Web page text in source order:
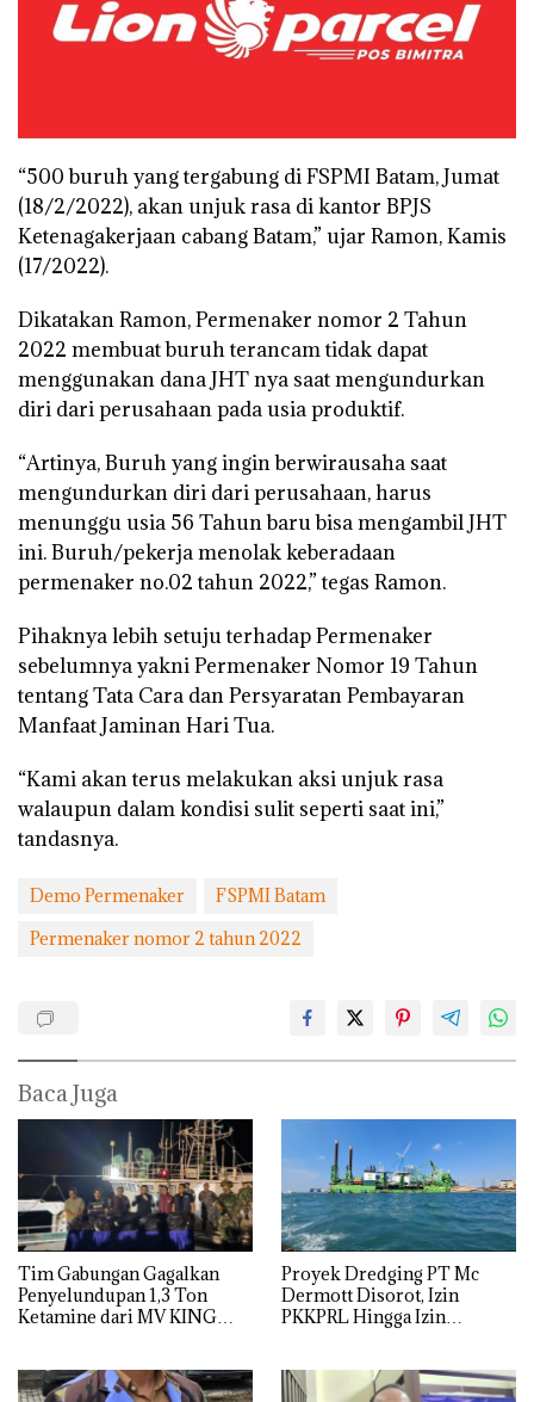
“500 buruh yang tergabung di FSPMI Batam, Jumat
(18/2/2022), akan unjuk rasa di kantor BPJS
Ketenagakerjaan cabang Batam,” ujar Ramon, Kamis
(17/2022).
Dikatakan Ramon, Permenaker nomor 2 Tahun
2022 membuat buruh terancam tidak dapat
menggunakan dana JHT nya saat mengundurkan
diri dari perusahaan pada usia produktif.
“Artinya, Buruh yang ingin berwirausaha saat
mengundurkan diri dari perusahaan, harus
menunggu usia 56 Tahun baru bisa mengambil JHT
ini. Buruh/pekerja menolak keberadaan
permenaker no.02 tahun 2022,” tegas Ramon.
Pihaknya lebih setuju terhadap Permenaker
sebelumnya yakni Permenaker Nomor 19 Tahun
tentang Tata Cara dan Persyaratan Pembayaran
Manfaat Jaminan Hari Tua.
“Kami akan terus melakukan aksi unjuk rasa
walaupun dalam kondisi sulit seperti saat ini,”
tandasnya.
Demo Permenaker
FSPMI Batam
Permenaker nomor 2 tahun 2022
Baca Juga
Tim Gabungan Gagalkan
Penyelundupan 1,3 Ton
Ketamine dari MV KING
Proyek Dredging PT Mc
Dermott Disorot, Izin
PKKPRL Hingga Izin